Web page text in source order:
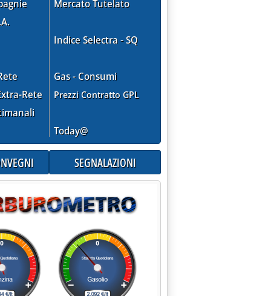
Rete
Mercato Tutelato
Indice Selectra - SQ
Gas - Consumi
Prezzi Contratto GPL
Today@
SEGNALAZIONI